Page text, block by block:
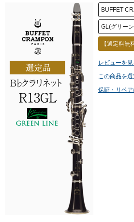
BUFFET
GL(グリー
【選定料無
レビューを
この商品を
保証・リペ